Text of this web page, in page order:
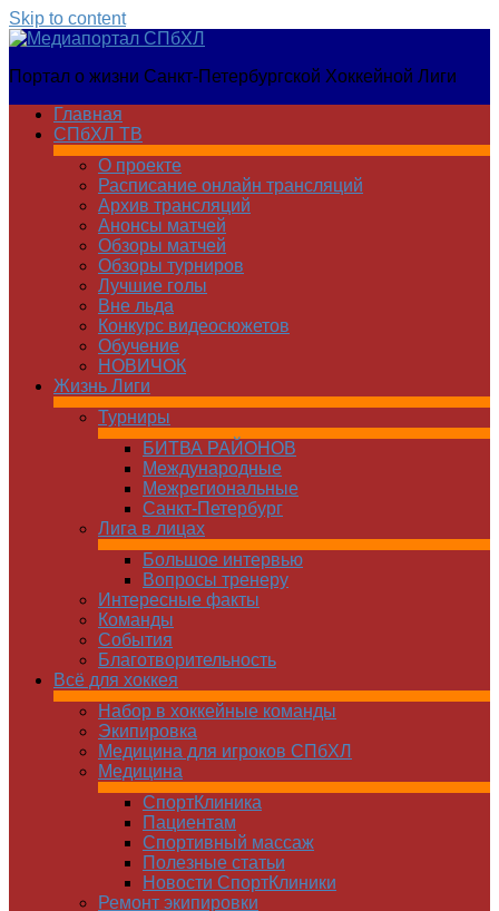
Skip to content
Медиапортал
Портал о жизни Санкт-Петербургской Хоккейной Лиги
Главная
СПбХЛ ТВ
О проекте
Расписание онлайн трансляций
Архив трансляций
Анонсы матчей
Обзоры матчей
Обзоры турниров
Лучшие голы
Вне льда
Конкурс видеосюжетов
Обучение
НОВИЧОК
Жизнь Лиги
Турниры
БИТВА РАЙОНОВ
Международные
Межрегиональные
Санкт-Петербург
Лига в лицах
Большое интервью
Вопросы тренеру
Интересные факты
Команды
Cобытия
Благотворительность
Всё для хоккея
Набор в хоккейные команды
Экипировка
Медицина для игроков СПбХЛ
Медицина
СпортКлиника
Пациентам
Спортивный массаж
Полезные статьи
Новости СпортКлиники
Ремонт экипировки